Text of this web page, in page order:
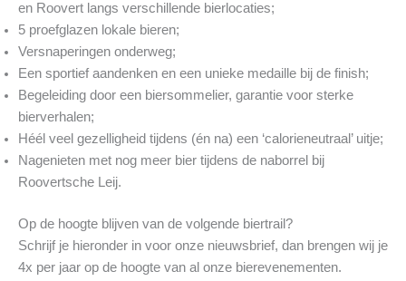
en Roovert langs verschillende bierlocaties;
5 proefglazen lokale bieren;
Versnaperingen onderweg;
Een sportief aandenken en een unieke medaille bij de finish;
Begeleiding door een biersommelier, garantie voor sterke
bierverhalen;
Héél veel gezelligheid tijdens (én na) een ‘calorieneutraal’ uitje;
Nagenieten met nog meer bier tijdens de naborrel bij
Roovertsche Leij.
Op de hoogte blijven van de volgende biertrail?
Schrijf je hieronder in voor onze nieuwsbrief, dan brengen wij je
4x per jaar op de hoogte van al onze bierevenementen.